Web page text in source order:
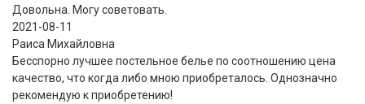
Довольна. Могу советовать.
2021-08-11
Раиса Михайловна
Бесспорно лучшее постельное белье по соотношению цена
качество, что когда либо мною приобреталось. Однозначно
рекомендую к приобретению!